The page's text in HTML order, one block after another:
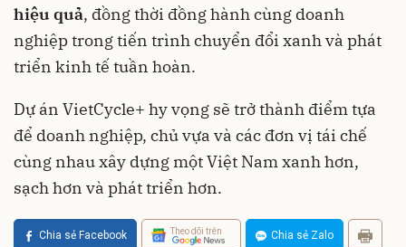
hiệu quả, đồng thời đồng hành cùng doanh
nghiệp trong tiến trình chuyển đổi xanh và phát
triển kinh tế tuần hoàn.
Dự án VietCycle+ hy vọng sẽ trở thành điểm tựa
để doanh nghiệp, chủ vựa và các đơn vị tái chế
cùng nhau xây dựng một Việt Nam xanh hơn,
sạch hơn và phát triển hơn.
Chia sẻ Facebook Theo dõi trên Chia sẻ Zalo